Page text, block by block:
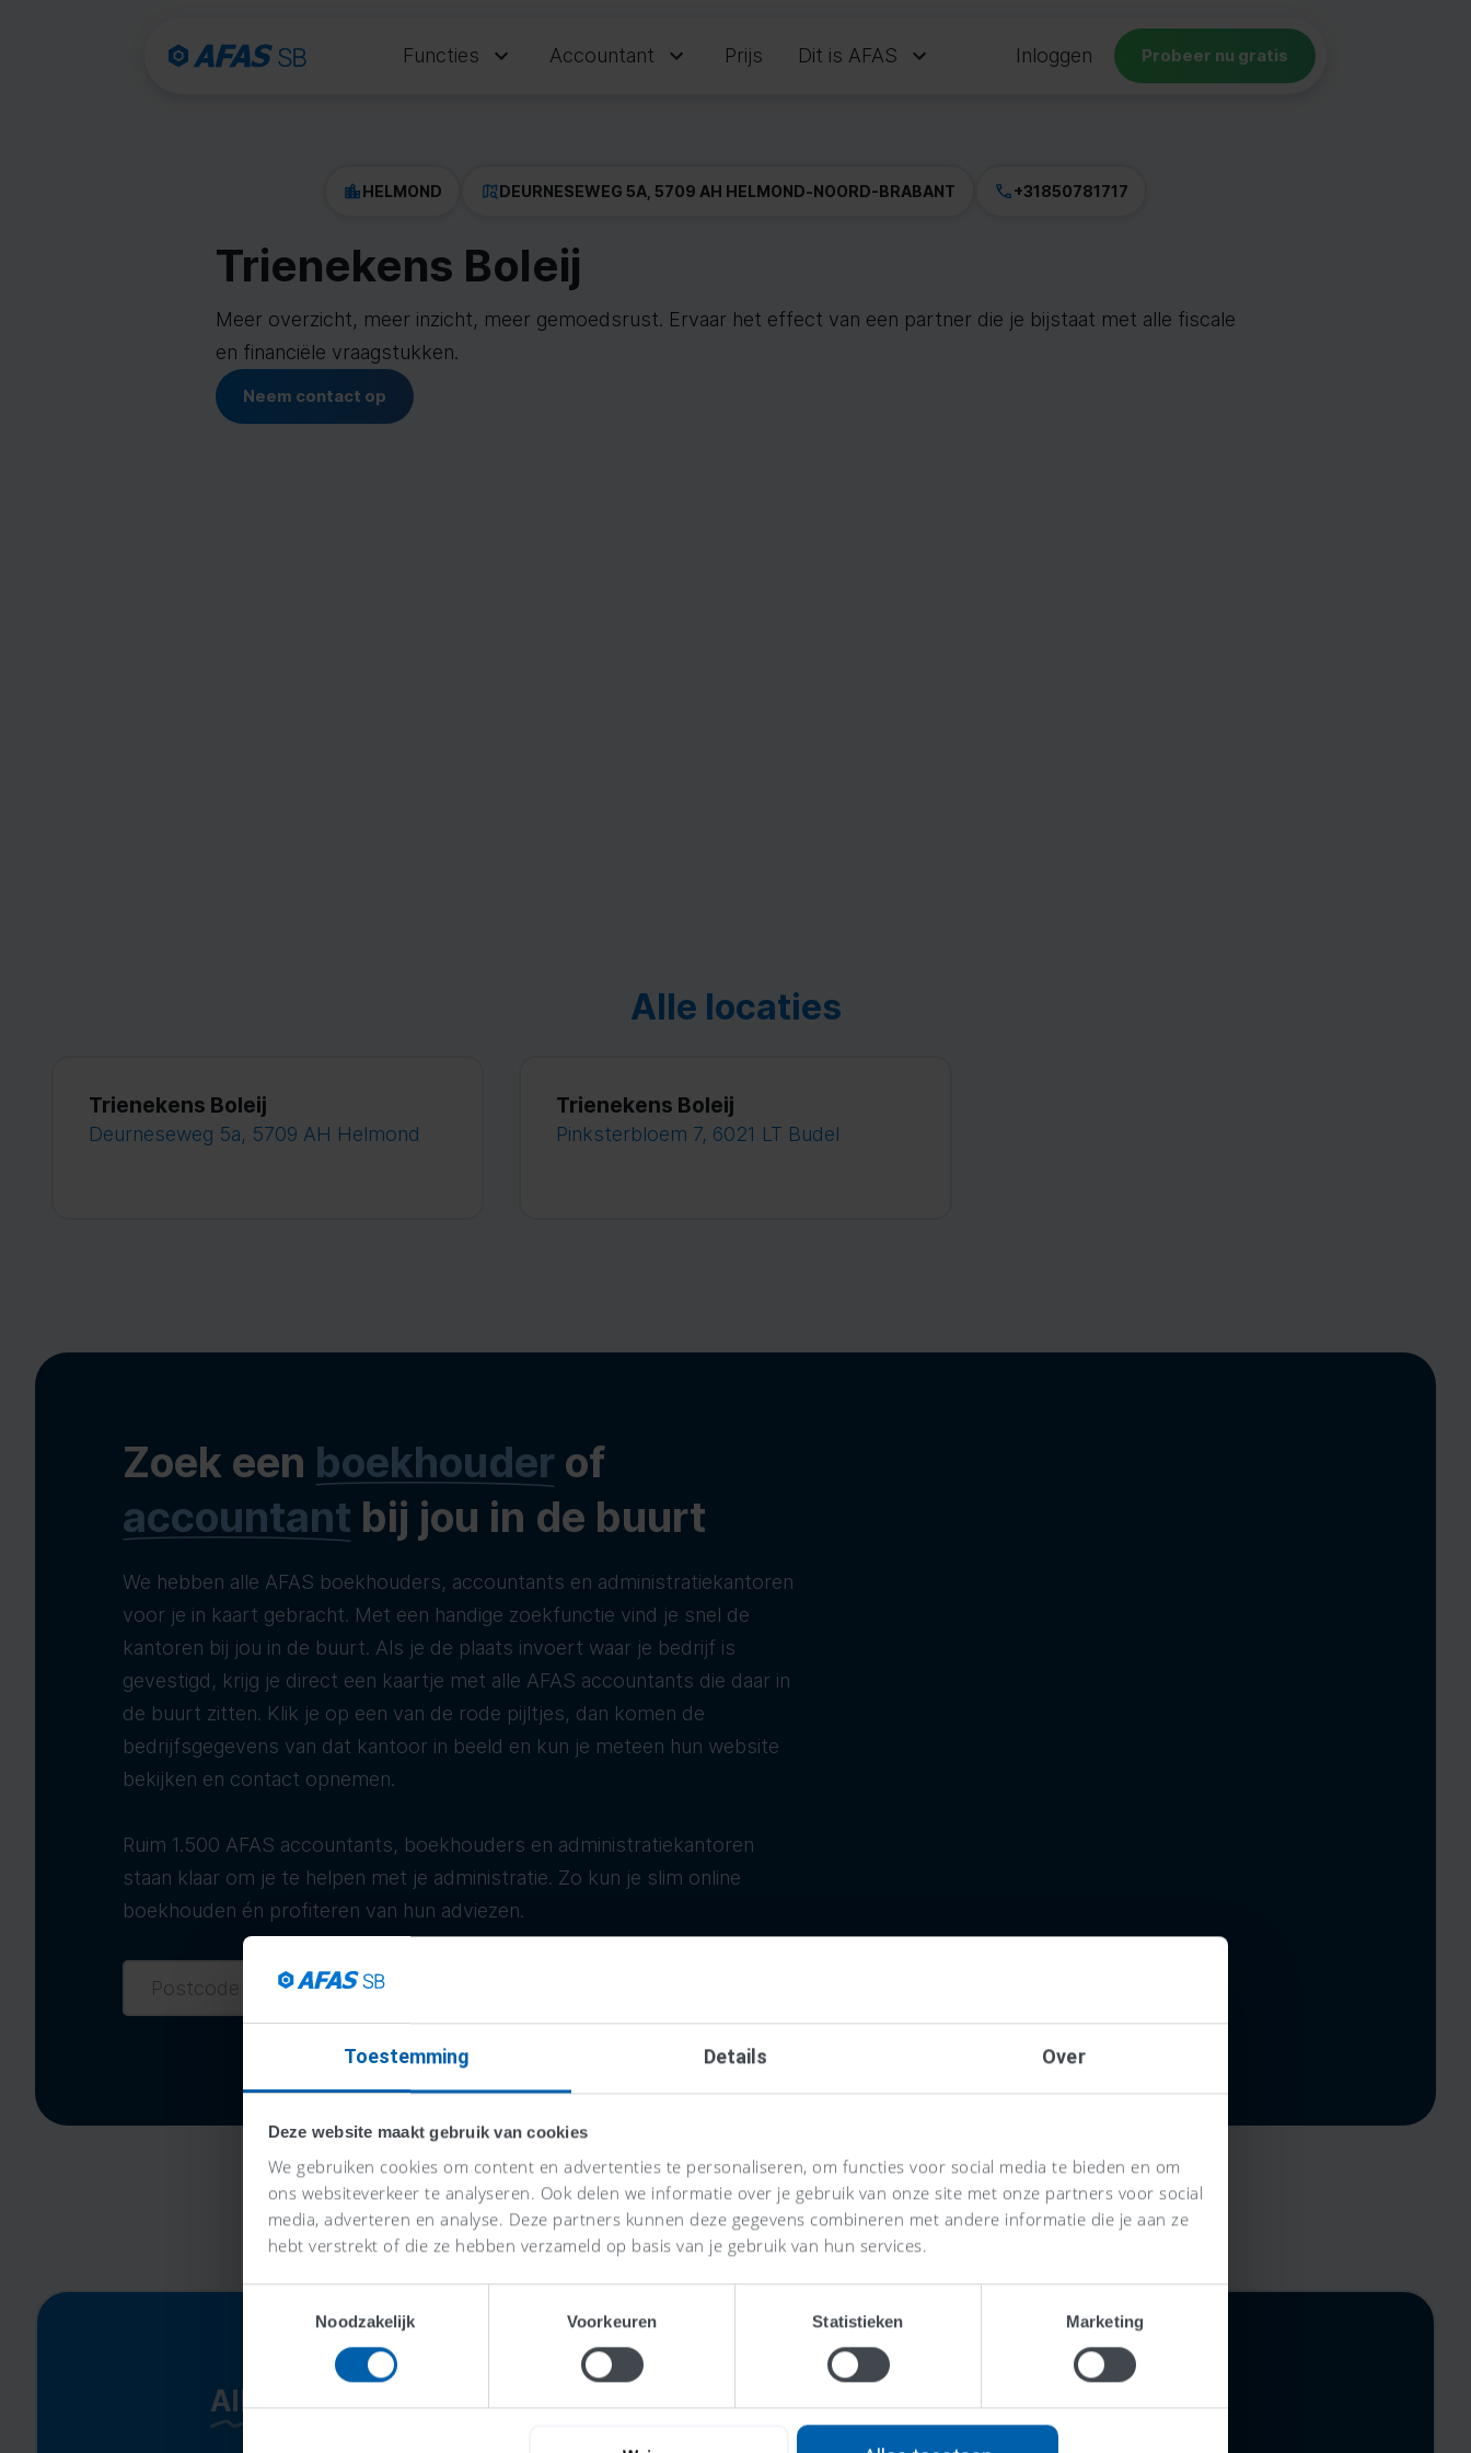
Toestemming Details Over
Deze website maakt gebruik van cookies
We gebruiken cookies om content en advertenties te personaliseren, om functies voor social media te bieden en om
ons websiteverkeer te analyseren. Ook delen we informatie over je gebruik van onze site met onze partners voor social
media, adverteren en analyse. Deze partners kunnen deze gegevens combineren met andere informatie die je aan ze
hebt verstrekt of die ze hebben verzameld op basis van je gebruik van hun services.
Toestemmingsselectie
Noodzakelijk
Voorkeuren Statistieken Marketing
Functies Accountant Prijs Dit is AFAS Inloggen Probeer nu gratis
HELMOND DEURNESEWEG 5A, 5709 AH HELMOND-NOORD-BRABANT +31850781717
Trienekens Boleij
Meer overzicht, meer inzicht, meer gemoedsrust. Ervaar het effect van een partner die je bijstaat met alle fiscale
en financiële vraagstukken.
Neem contact op
Alle locaties
Trienekens Boleij
Deurneseweg 5a, 5709 AH Helmond
Trienekens Boleij
Pinksterbloem 7, 6021 LT Budel
Zoek een boekhouder of
accountant bij jou in de buurt
We hebben alle AFAS boekhouders, accountants en administratiekantoren
voor je in kaart gebracht. Met een handige zoekfunctie vind je snel de
kantoren bij jou in de buurt. Als je de plaats invoert waar je bedrijf is
gevestigd, krijg je direct een kaartje met alle AFAS accountants die daar in
de buurt zitten. Klik je op een van de rode pijltjes, dan komen de
bedrijfsgegevens van dat kantoor in beeld en kun je meteen hun website
bekijken en contact opnemen.
Ruim 1.500 AFAS accountants, boekhouders en administratiekantoren
staan klaar om je te helpen met je administratie. Zo kun je slim online
boekhouden én profiteren van hun adviezen.
Alles-in-één-prijs
Eén vaste prijs,